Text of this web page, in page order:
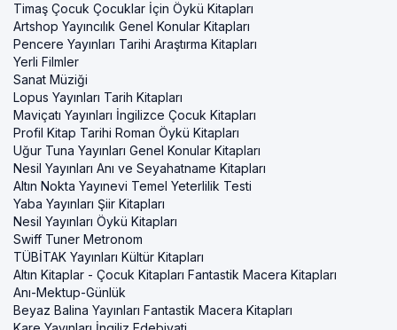
Timaş Çocuk Çocuklar İçin Öykü Kitapları
Artshop Yayıncılık Genel Konular Kitapları
Pencere Yayınları Tarihi Araştırma Kitapları
Yerli Filmler
Sanat Müziği
Lopus Yayınları Tarih Kitapları
Maviçatı Yayınları İngilizce Çocuk Kitapları
Profil Kitap Tarihi Roman Öykü Kitapları
Uğur Tuna Yayınları Genel Konular Kitapları
Nesil Yayınları Anı ve Seyahatname Kitapları
Altın Nokta Yayınevi Temel Yeterlilik Testi
Yaba Yayınları Şiir Kitapları
Nesil Yayınları Öykü Kitapları
Swiff Tuner Metronom
TÜBİTAK Yayınları Kültür Kitapları
Altın Kitaplar - Çocuk Kitapları Fantastik Macera Kitapları
Anı-Mektup-Günlük
Beyaz Balina Yayınları Fantastik Macera Kitapları